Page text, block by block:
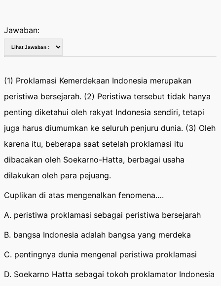
Jawaban:
(1) Proklamasi Kemerdekaan Indonesia merupakan
peristiwa bersejarah. (2) Peristiwa tersebut tidak hanya
penting diketahui oleh rakyat Indonesia sendiri, tetapi
juga harus diumumkan ke seluruh penjuru dunia. (3) Oleh
karena itu, beberapa saat setelah proklamasi itu
dibacakan oleh Soekarno-Hatta, berbagai usaha
dilakukan oleh para pejuang.
Cuplikan di atas mengenalkan fenomena….
A. peristiwa proklamasi sebagai peristiwa bersejarah
B. bangsa Indonesia adalah bangsa yang merdeka
C. pentingnya dunia mengenal peristiwa proklamasi
D. Soekarno Hatta sebagai tokoh proklamator Indonesia